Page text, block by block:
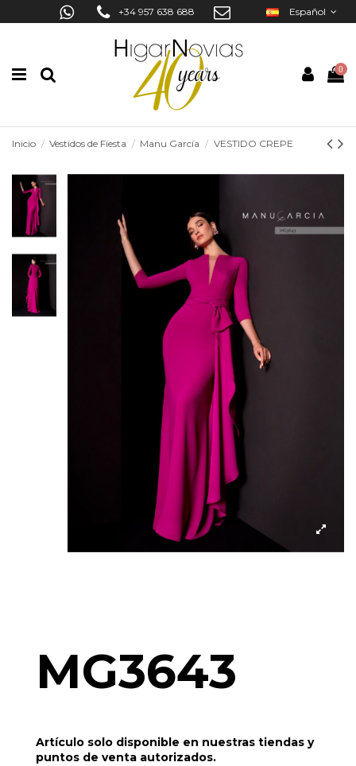
+34 957 638 688 Español
0
Inicio Vestidos de Fiesta Manu García VESTIDO CREPE
MG3643
Artículo solo disponible en nuestras tiendas y
puntos de venta autorizados.